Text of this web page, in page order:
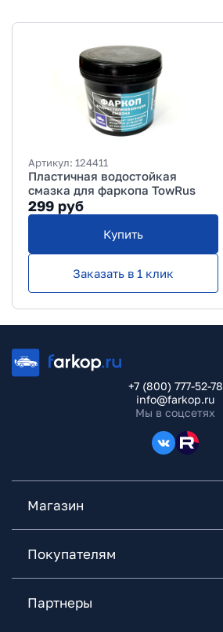
Артикул: 124411
Пластичная водостойкая
смазка для фаркопа TowRus
299 руб
Купить
Заказать в 1 клик
+7 (800) 777-52-78
info@farkop.ru
Мы в соцсетях
Магазин
Покупателям
Партнеры